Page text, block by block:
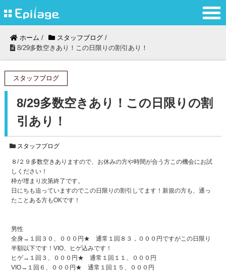
ホーム / スタッフブログ /
8/29多数空きあり！この日限りの割引あり！
スタッフブログ
8/29多数空きあり！この日限りの割
引あり！
スタッフブログ
８/２９多数空きありますので、お休みの方や時間が合う方この機会にお試
しください！
枠が埋まり次第終了です。
日にちも迫っていますのでこの日限りの割引してます！新規の方も、通っ
たことある方もOKです！
男性
全身→１回３０、０００円★ 通常１回８３，０００円ですがこの日限り
半額以下です！VIO、ヒゲ込みです！
ヒゲ→１回３、０００円★ 通常１回１１、０００円
VIO→１回６、０００円★ 通常１回１５、０００円